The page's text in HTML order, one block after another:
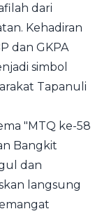
dari
Kehadiran
dan GKPA
simbol
Tapanuli
"MTQ ke-58
Bangkit
dan
langsung